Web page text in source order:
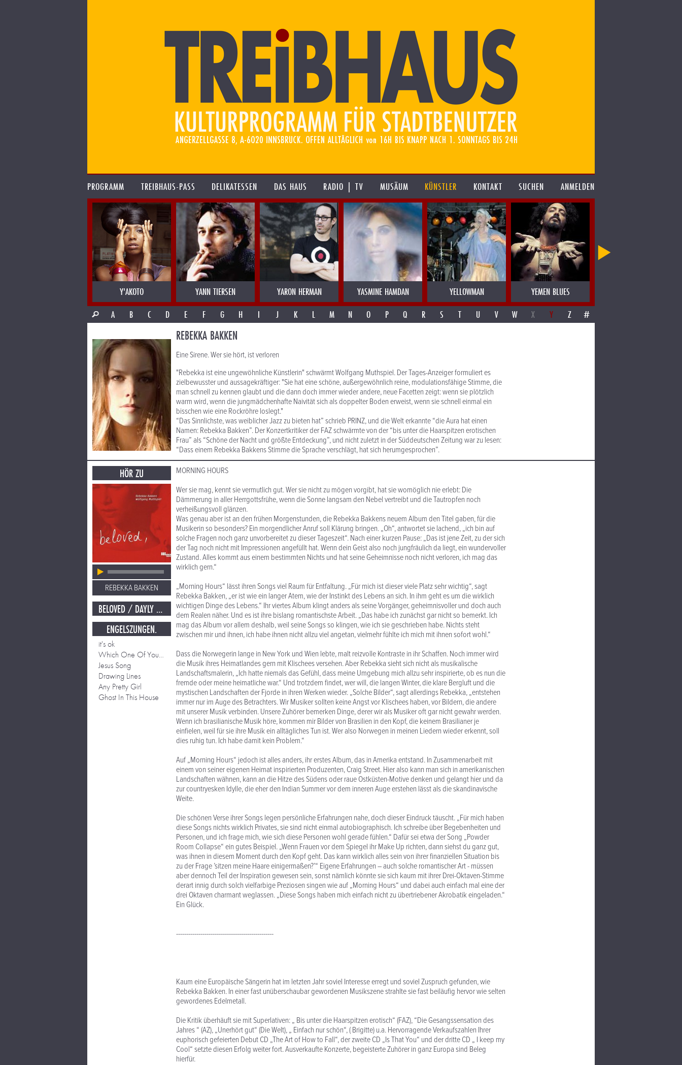
PROGRAMM TREIBHAUS-PASS DELIKATESSEN DAS HAUS RADIO | TV MUSÄUM KÜNSTLER KONTAKT SUCHEN ANMELDEN
Y'AKOTO YANN TIERSEN YARON HERMAN YASMINE HAMDAN YELLOWMAN YEMEN BLUES
A
B C D E F G H I J K L M N O P Q R S T U V W X Y Z #
REBEKKA BAKKEN
Eine Sirene. Wer sie hört, ist verloren
"Rebekka ist eine ungewöhnliche Künstlerin" schwärmt Wolfgang Muthspiel. Der Tages-Anzeiger formuliert es
zielbewusster und aussagekräftiger: "Sie hat eine schöne, außergewöhnlich reine, modulationsfähige Stimme, die
man schnell zu kennen glaubt und die dann doch immer wieder andere, neue Facetten zeigt: wenn sie plötzlich
warm wird, wenn die jungmädchenhafte Naivität sich als doppelter Boden erweist, wenn sie schnell einmal ein
bisschen wie eine Rockröhre loslegt."
“Das Sinnlichste, was weiblicher Jazz zu bieten hat” schrieb PRINZ, und die Welt erkannte “die Aura hat einen
Namen: Rebekka Bakken”. Der Konzertkritiker der FAZ schwärmte von der “bis unter die Haarspitzen erotischen
Frau” als “Schöne der Nacht und größte Entdeckung”, und nicht zuletzt in der Süddeutschen Zeitung war zu lesen:
“Dass einem Rebekka Bakkens Stimme die Sprache verschlägt, hat sich herumgesprochen”.
HÖR ZU
REBEKKA BAKKEN
BELOVED / DAYLY MIRROR
ENGELSZUNGEN.
it's ok
Which One Of Your Lovers
Jesus Song
Drawing Lines
Any Pretty Girl
Ghost In This House
MORNING HOURS
Wer sie mag, kennt sie vermutlich gut. Wer sie nicht zu mögen vorgibt, hat sie womöglich nie erlebt: Die
Dämmerung in aller Herrgottsfrühe, wenn die Sonne langsam den Nebel vertreibt und die Tautropfen noch
verheißungsvoll glänzen.
Was genau aber ist an den frühen Morgenstunden, die Rebekka Bakkens neuem Album den Titel gaben, für die
Musikerin so besonders? Ein morgendlicher Anruf soll Klärung bringen. „Oh“, antwortet sie lachend, „ich bin auf
solche Fragen noch ganz unvorbereitet zu dieser Tageszeit“. Nach einer kurzen Pause: „Das ist jene Zeit, zu der sich
der Tag noch nicht mit Impressionen angefüllt hat. Wenn dein Geist also noch jungfräulich da liegt, ein wundervoller
Zustand. Alles kommt aus einem bestimmten Nichts und hat seine Geheimnisse noch nicht verloren, ich mag das
wirklich gern.“
„Morning Hours“ lässt ihren Songs viel Raum für Entfaltung. „Für mich ist dieser viele Platz sehr wichtig“, sagt
Rebekka Bakken, „er ist wie ein langer Atem, wie der Instinkt des Lebens an sich. In ihm geht es um die wirklich
wichtigen Dinge des Lebens.“ Ihr viertes Album klingt anders als seine Vorgänger, geheimnisvoller und doch auch
dem Realen näher. Und es ist ihre bislang romantischste Arbeit. „Das habe ich zunächst gar nicht so bemerkt. Ich
mag das Album vor allem deshalb, weil seine Songs so klingen, wie ich sie geschrieben habe. Nichts steht
zwischen mir und ihnen, ich habe ihnen nicht allzu viel angetan, vielmehr fühlte ich mich mit ihnen sofort wohl.“
Dass die Norwegerin lange in New York und Wien lebte, malt reizvolle Kontraste in ihr Schaffen. Noch immer wird
die Musik ihres Heimatlandes gern mit Klischees versehen. Aber Rebekka sieht sich nicht als musikalische
Landschaftsmalerin, „Ich hatte niemals das Gefühl, dass meine Umgebung mich allzu sehr inspirierte, ob es nun die
fremde oder meine heimatliche war.“ Und trotzdem findet, wer will, die langen Winter, die klare Bergluft und die
mystischen Landschaften der Fjorde in ihren Werken wieder. „Solche Bilder“, sagt allerdings Rebekka, „entstehen
immer nur im Auge des Betrachters. Wir Musiker sollten keine Angst vor Klischees haben, vor Bildern, die andere
mit unserer Musik verbinden. Unsere Zuhörer bemerken Dinge, derer wir als Musiker oft gar nicht gewahr werden.
Wenn ich brasilianische Musik höre, kommen mir Bilder von Brasilien in den Kopf, die keinem Brasilianer je
einfielen, weil für sie ihre Musik ein alltägliches Tun ist. Wer also Norwegen in meinen Liedern wieder erkennt, soll
dies ruhig tun. Ich habe damit kein Problem.“
Auf „Morning Hours“ jedoch ist alles anders, ihr erstes Album, das in Amerika entstand. In Zusammenarbeit mit
einem von seiner eigenen Heimat inspirierten Produzenten, Craig Street. Hier also kann man sich in amerikanischen
Landschaften wähnen, kann an die Hitze des Südens oder raue Ostküsten-Motive denken und gelangt hier und da
zur countryesken Idylle, die eher den Indian Summer vor dem inneren Auge erstehen lässt als die skandinavische
Weite.
Die schönen Verse ihrer Songs legen persönliche Erfahrungen nahe, doch dieser Eindruck täuscht. „Für mich haben
diese Songs nichts wirklich Privates, sie sind nicht einmal autobiographisch. Ich schreibe über Begebenheiten und
Personen, und ich frage mich, wie sich diese Personen wohl gerade fühlen.“ Dafür sei etwa der Song „Powder
Room Collapse“ ein gutes Beispiel. „Wenn Frauen vor dem Spiegel ihr Make Up richten, dann siehst du ganz gut,
was ihnen in diesem Moment durch den Kopf geht. Das kann wirklich alles sein von ihrer finanziellen Situation bis
zu der Frage ’sitzen meine Haare einigermaßen?’“ Eigene Erfahrungen – auch solche romantischer Art - müssen
aber dennoch Teil der Inspiration gewesen sein, sonst nämlich könnte sie sich kaum mit ihrer Drei-Oktaven-Stimme
derart innig durch solch vielfarbige Preziosen singen wie auf „Morning Hours“ und dabei auch einfach mal eine der
drei Oktaven charmant weglassen. „Diese Songs haben mich einfach nicht zu übertriebener Akrobatik eingeladen.“
Ein Glück.
------------------------------------------------
Kaum eine Europäische Sängerin hat im letzten Jahr soviel Interesse erregt und soviel Zuspruch gefunden, wie
Rebekka Bakken. In einer fast unüberschaubar gewordenen Musikszene strahlte sie fast beiläufig hervor wie selten
gewordenes Edelmetall.
Die Kritik überhäuft sie mit Superlativen: „ Bis unter die Haarspitzen erotisch“ (FAZ), “Die Gesangssensation des
Jahres “ (AZ), „Unerhört gut“ (Die Welt), „ Einfach nur schön“, ( Brigitte) u.a. Hervorragende Verkaufszahlen Ihrer
euphorisch gefeierten Debut CD „The Art of How to Fall“, der zweite CD „Is That You“ und der dritte CD „ I keep my
Cool“ setzte diesen Erfolg weiter fort. Ausverkaufte Konzerte, begeisterte Zuhörer in ganz Europa sind Beleg
hierfür.